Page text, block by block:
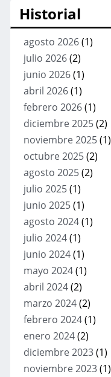
Historial
agosto 2026(1)
julio 2026(2)
junio 2026(1)
abril 2026(1)
febrero 2026(1)
diciembre 2025(2)
noviembre 2025(1)
octubre 2025(2)
agosto 2025(2)
julio 2025(1)
junio 2025(1)
agosto 2024(1)
julio 2024(1)
junio 2024(1)
mayo 2024(1)
abril 2024(2)
marzo 2024(2)
febrero 2024(1)
enero 2024(2)
diciembre 2023(1)
noviembre 2023(1)